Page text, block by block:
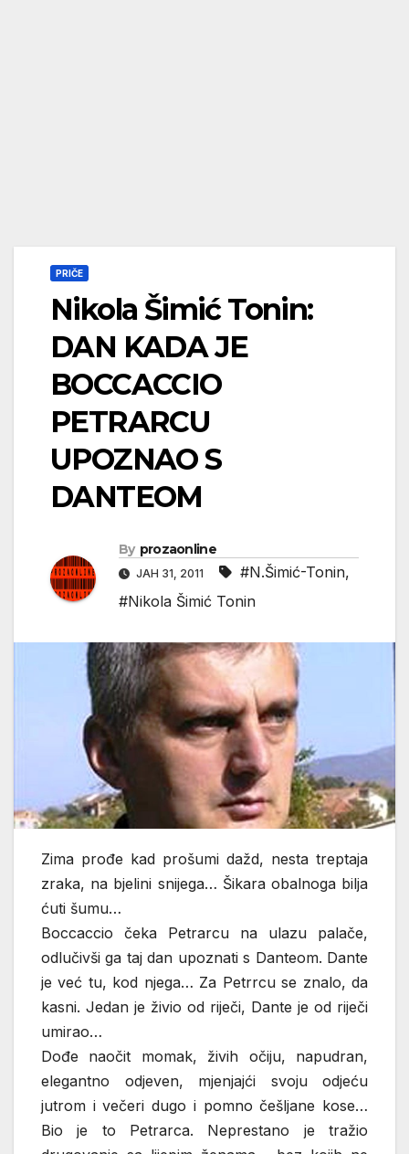
PRIČE
Nikola Šimić Tonin:
DAN KADA JE
BOCCACCIO
PETRARCU
UPOZNAO S
DANTEOM
By prozaonline
ЈАН 31, 2011 #N.Šimić-Tonin,
#Nikola Šimić Tonin
Zima prođe kad prošumi dažd, nesta treptaja
zraka, na bjelini snijega… Šikara obalnoga bilja
ćuti šumu…
Boccaccio čeka Petrarcu na ulazu palače,
odlučivši ga taj dan upoznati s Danteom. Dante
je već tu, kod njega… Za Petrrcu se znalo, da
kasni. Jedan je živio od riječi, Dante je od riječi
umirao…
Dođe naočit momak, živih očiju, napudran,
elegantno odjeven, mjenjajći svoju odjeću
jutrom i večeri dugo i pomno češljane kose…
Bio je to Petrarca. Neprestano je tražio